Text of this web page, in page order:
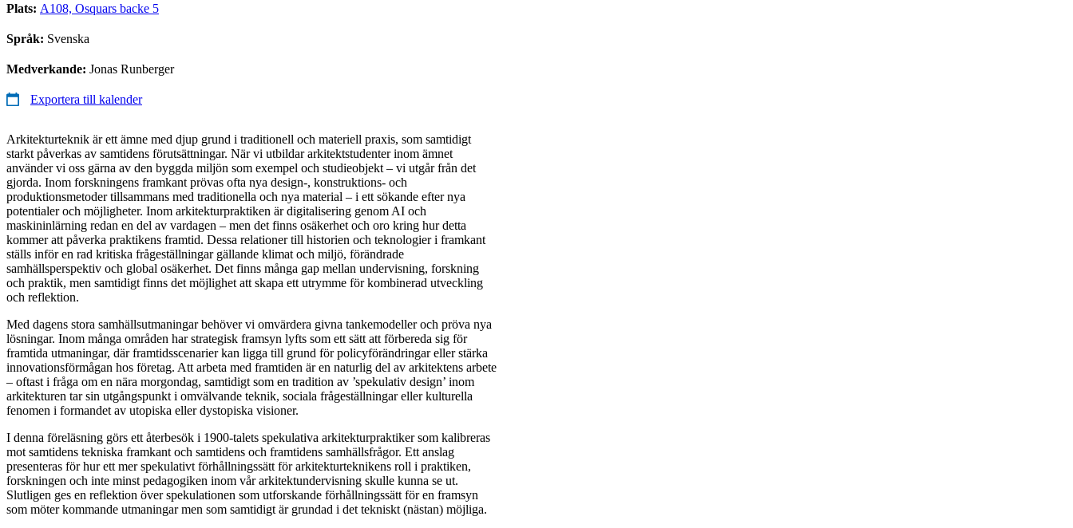
Plats: A108, Osquars backe 5
Språk: Svenska
Medverkande: Jonas Runberger
Exportera till kalender
Arkitekturteknik är ett ämne med djup grund i traditionell och materiell praxis, som samtidigt
starkt påverkas av samtidens förutsättningar. När vi utbildar arkitektstudenter inom ämnet
använder vi oss gärna av den byggda miljön som exempel och studieobjekt – vi utgår från det
gjorda. Inom forskningens framkant prövas ofta nya design-, konstruktions- och
produktionsmetoder tillsammans med traditionella och nya material – i ett sökande efter nya
potentialer och möjligheter. Inom arkitekturpraktiken är digitalisering genom AI och
maskininlärning redan en del av vardagen – men det finns osäkerhet och oro kring hur detta
kommer att påverka praktikens framtid. Dessa relationer till historien och teknologier i framkant
ställs inför en rad kritiska frågeställningar gällande klimat och miljö, förändrade
samhällsperspektiv och global osäkerhet. Det finns många gap mellan undervisning, forskning
och praktik, men samtidigt finns det möjlighet att skapa ett utrymme för kombinerad utveckling
och reflektion.
Med dagens stora samhällsutmaningar behöver vi omvärdera givna tankemodeller och pröva nya
lösningar. Inom många områden har strategisk framsyn lyfts som ett sätt att förbereda sig för
framtida utmaningar, där framtidsscenarier kan ligga till grund för policyförändringar eller stärka
innovationsförmågan hos företag. Att arbeta med framtiden är en naturlig del av arkitektens arbete
– oftast i fråga om en nära morgondag, samtidigt som en tradition av ’spekulativ design’ inom
arkitekturen tar sin utgångspunkt i omvälvande teknik, sociala frågeställningar eller kulturella
fenomen i formandet av utopiska eller dystopiska visioner.
I denna föreläsning görs ett återbesök i 1900-talets spekulativa arkitekturpraktiker som kalibreras
mot samtidens tekniska framkant och samtidens och framtidens samhällsfrågor. Ett anslag
presenteras för hur ett mer spekulativt förhållningssätt för arkitekturteknikens roll i praktiken,
forskningen och inte minst pedagogiken inom vår arkitektundervisning skulle kunna se ut.
Slutligen ges en reflektion över spekulationen som utforskande förhållningssätt för en framsyn
som möter kommande utmaningar men som samtidigt är grundad i det tekniskt (nästan) möjliga.